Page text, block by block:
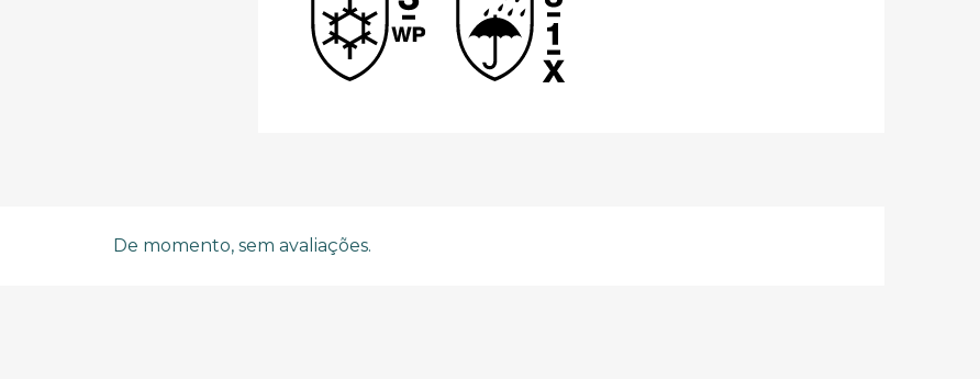
De momento, sem avaliações.